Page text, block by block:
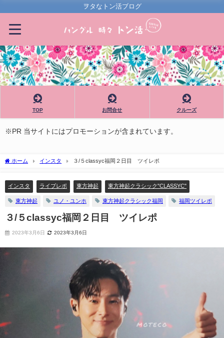
ヲタなトン活ブログ
TOP お問合せ クルーズ
※PR 当サイトにはプロモーションが含まれています。
ホーム インスタ ３/５classyc福岡２日目 ツイレポ
インスタ ライブレポ 東方神起 東方神起クラシック"CLASSYC"
東方神起 ユノ・ユンホ 東方神起クラシック福岡 福岡ツイレポ
３/５classyc福岡２日目 ツイレポ
2023年3月6日 2023年3月6日